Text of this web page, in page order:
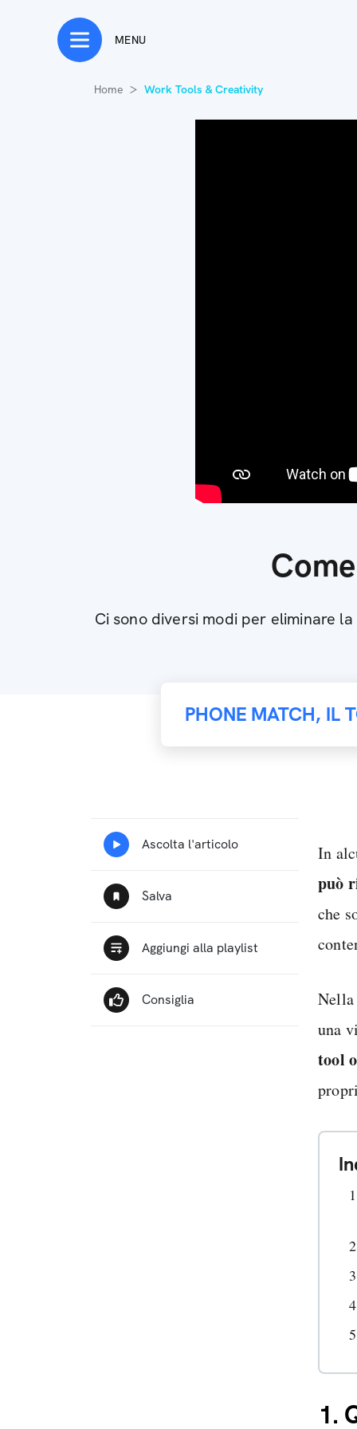
MENU
Home Work Tools & Creativity
Ci sono diversi modi per eliminare
PHONE MATCH, IL
In
può
che
una
tool
1.